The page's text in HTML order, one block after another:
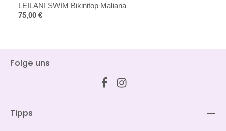
LEILANI SWIM Bikinitop Maliana
Regulärer Preis:
75,00 €
Folge uns
Tipps